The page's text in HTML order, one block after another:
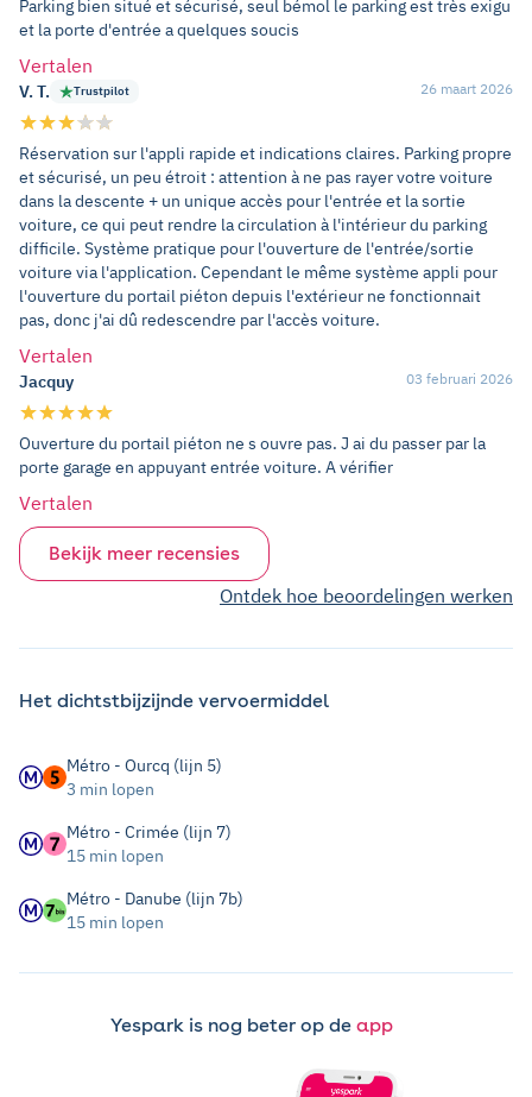
Parking bien situé et sécurisé, seul bémol le parking est très exigu
et la porte d'entrée a quelques soucis
Vertalen
V. T. Trustpilot 26 maart 2026
Réservation sur l'appli rapide et indications claires. Parking propre
et sécurisé, un peu étroit : attention à ne pas rayer votre voiture
dans la descente + un unique accès pour l'entrée et la sortie
voiture, ce qui peut rendre la circulation à l'intérieur du parking
difficile. Système pratique pour l'ouverture de l'entrée/sortie
voiture via l'application. Cependant le même système appli pour
l'ouverture du portail piéton depuis l'extérieur ne fonctionnait
pas, donc j'ai dû redescendre par l'accès voiture.
Vertalen
Jacquy 03 februari 2026
Ouverture du portail piéton ne s ouvre pas. J ai du passer par la
porte garage en appuyant entrée voiture. A vérifier
Vertalen
Bekijk meer recensies
Ontdek hoe beoordelingen werken
Het dichtstbijzijnde vervoermiddel
Métro - Ourcq (lijn 5)
3 min lopen
Métro - Crimée (lijn 7)
15 min lopen
Métro - Danube (lijn 7b)
15 min lopen
Yespark is nog beter op de app